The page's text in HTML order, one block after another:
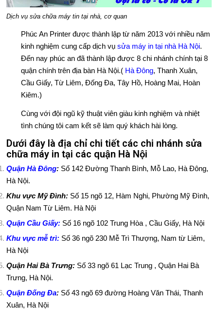
Ụ
A
Á
Y
N
Ử
A
Dịch vụ sửa chữa máy tin tại nhà, cơ quan
Phúc An Printer được thành lập từ năm 2013 với nhiều năm
kinh nghiệm cung cấp dịch vụsửa máy in tại nhà Hà Nội.
Đến nay phúc an đã thành lập được 8 chi nhánh chính tại 8
quận chính trên địa bàn Hà Nội.( Hà Đông, Thanh Xuân,
Cầu Giấy, Từ Liêm, Đống Đa, Tây Hồ, Hoàng Mai, Hoàn
Kiêm.)
Cùng với đội ngũ kỹ thuật viên giàu kinh nghiệm và nhiệt
tình chúng tôi cam kết sẽ làm quý khách hài lòng.
Dưới đây là địa chỉ chi tiết các chi nhánh sửa
chữa máy in tại các quận Hà Nội
Quận Hà Đông: Số 142 Đường Thanh Bình, Mỗ Lao, Hà Đông,
Hà Nội.
Khu vực Mỹ Đình: Số 15 ngõ 12, Hàm Nghi, Phường Mỹ Đình,
Quận Nam Từ Liêm. Hà Nội
Quận Cầu Giấy: Số 16 ngõ 102 Trung Hòa , Cầu Giấy, Hà Nội
Khu vực mễ trì: Số 36 ngõ 230 Mễ Trì Thượng, Nam từ Liêm,
Hà Nội
Quận Hai Bà Trưng: Số 33 ngõ 61 Lạc Trung , Quận Hai Bà
Trưng, Hà Nội.
Quận Đống Đa: Số 43 ngõ 69 đường Hoàng Văn Thái, Thanh
Xuân, Hà Nội